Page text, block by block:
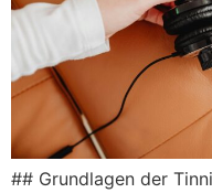
#‬#‬ Gru︇ndlagen der︇